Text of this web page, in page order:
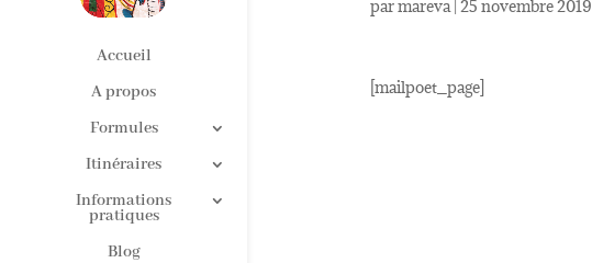
Accueil
A propos
Formules
Itinéraires
Informations
pratiques
Blog
parmareva| 25 novembre 2019
[mailpoet_page]